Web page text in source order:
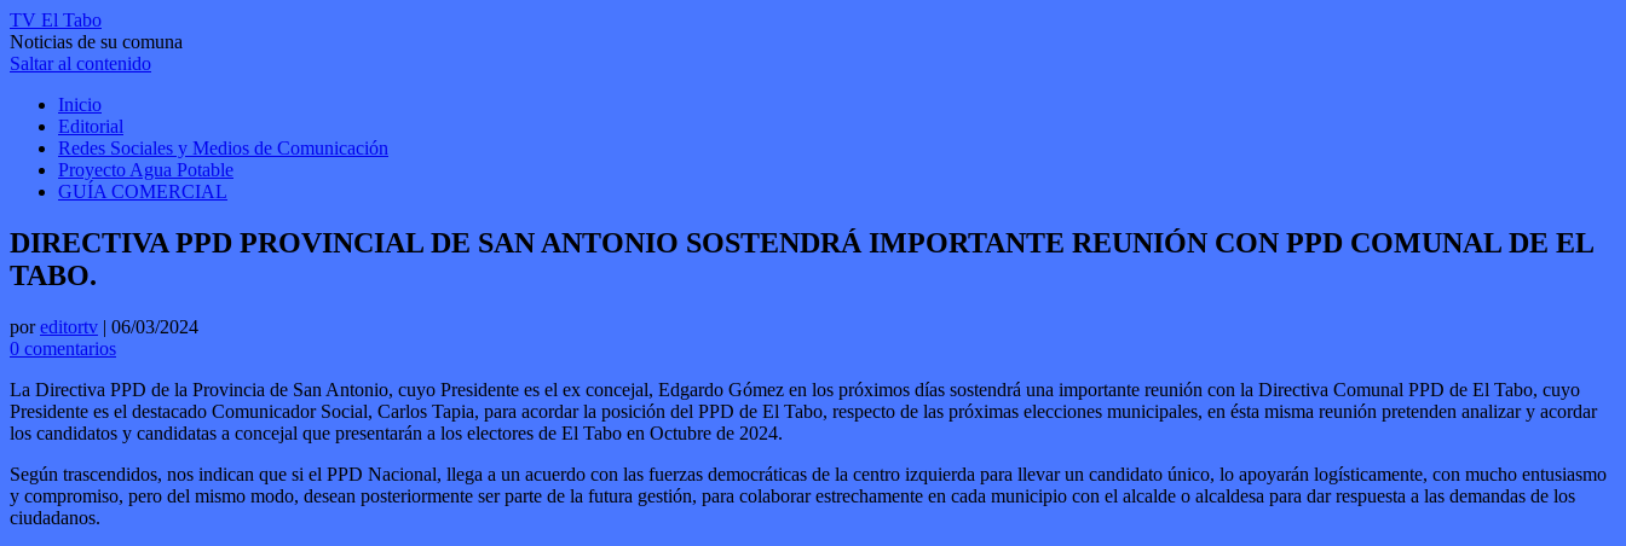
TV El Tabo
Noticias de su comuna
Saltar al contenido
Inicio
Editorial
Redes Sociales y Medios de Comunicación
Proyecto Agua Potable
GUÍA COMERCIAL
DIRECTIVA PPD PROVINCIAL DE SAN ANTONIO SOSTENDRÁ IMPORTANTE REUNIÓN CON PPD COMUNAL DE EL
TABO.
poreditortv | 06/03/2024
0 comentarios
La Directiva PPD de la Provincia de San Antonio, cuyo Presidente es el ex concejal, Edgardo Gómez en los próximos días sostendrá una importante reunión con la Directiva Comunal PPD de El Tabo, cuyo
Presidente es el destacado Comunicador Social, Carlos Tapia, para acordar la posición del PPD de El Tabo, respecto de las próximas elecciones municipales, en ésta misma reunión pretenden analizar y acordar
los candidatos y candidatas a concejal que presentarán a los electores de El Tabo en Octubre de 2024.
Según trascendidos, nos indican que si el PPD Nacional, llega a un acuerdo con las fuerzas democráticas de la centro izquierda para llevar un candidato único, lo apoyarán logísticamente, con mucho entusiasmo
y compromiso, pero del mismo modo, desean posteriormente ser parte de la futura gestión, para colaborar estrechamente en cada municipio con el alcalde o alcaldesa para dar respuesta a las demandas de los
ciudadanos.